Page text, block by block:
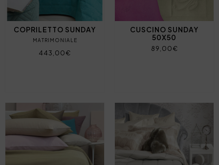
COPRILETTO SUNDAY
MATRIMONIALE
443,00€
CUSCINO SUNDAY
50X50
89,00€